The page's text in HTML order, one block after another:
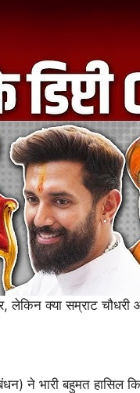
लेकिन क्या सम्राट चौधरी
ने भारी बहुमत हासिल